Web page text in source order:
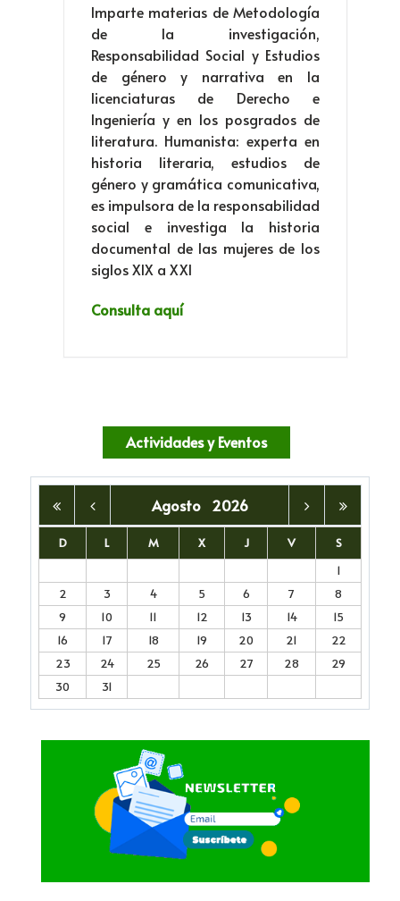
Imparte materias de Metodología
de la investigación,
Responsabilidad Social y Estudios
de género y narrativa en la
licenciaturas de Derecho e
Ingeniería y en los posgrados de
literatura. Humanista: experta en
historia literaria, estudios de
género y gramática comunicativa,
es impulsora de la responsabilidad
social e investiga la historia
documental de las mujeres de los
siglos XIX a XXI
Consulta aquí
Actividades y Eventos
Agosto 2026
D L M X J V
S
1
2
3 4 5 6 7
8
9
10 11 12 13 14
15
16
17 18 19 20 21
22
23
24 25 26 27 28
29
30
31